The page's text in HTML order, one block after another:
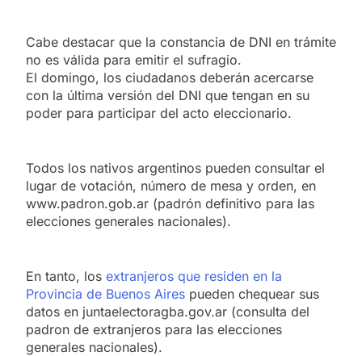
Cabe destacar que la constancia de DNI en trámite
no es válida para emitir el sufragio.
El domingo, los ciudadanos deberán acercarse
con la última versión del DNI que tengan en su
poder para participar del acto eleccionario.
Todos los nativos argentinos pueden consultar el
lugar de votación, número de mesa y orden, en
www.padron.gob.ar (padrón definitivo para las
elecciones generales nacionales).
En tanto, los extranjeros que residen en la
Provincia de Buenos Aires pueden chequear sus
datos en juntaelectoragba.gov.ar (consulta del
padron de extranjeros para las elecciones
generales nacionales).